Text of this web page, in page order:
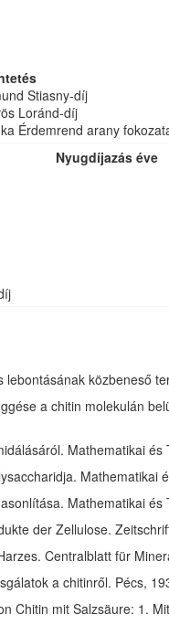
Stiasny-díj
Loránd-díj
Érdemrend arany
Nyugdíjazás éve
lebontásának közbeneső
a chitin molekulán
Mathematikai
Mathematikai
der Zellulose.
Centralblatt für
a chitinről. Pécs,
Chitin mit Salzsäure: 1.